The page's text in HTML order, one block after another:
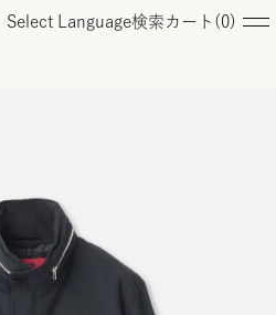
Select Language検索 カート( 0)